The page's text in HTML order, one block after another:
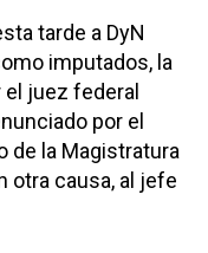
tarde a DyN
imputados, la
juez federal
por el
de la Magistratura
otra causa, al jefe